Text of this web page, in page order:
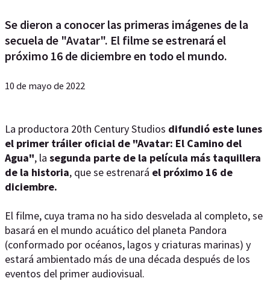
Se dieron a conocer las primeras imágenes de la
secuela de "Avatar". El filme se estrenará el
próximo 16 de diciembre en todo el mundo.
10 de mayo de 2022
La productora 20th Century Studios difundió este lunes
el primer tráiler oficial de "Avatar: El Camino del
Agua", la segunda parte de la película más taquillera
de la historia, que se estrenará el próximo 16 de
diciembre.
El filme, cuya trama no ha sido desvelada al completo, se
basará en el mundo acuático del planeta Pandora
(conformado por océanos, lagos y criaturas marinas) y
estará ambientado más de una década después de los
eventos del primer audiovisual.